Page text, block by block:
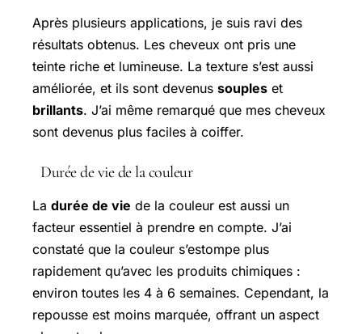
Après plusieurs applications, je suis ravi des
résultats obtenus. Les cheveux ont pris une
teinte riche et lumineuse. La texture s’est aussi
améliorée, et ils sont devenus souples et
brillants. J’ai même remarqué que mes cheveux
sont devenus plus faciles à coiffer.
Durée de vie de la couleur
La durée de vie de la couleur est aussi un
facteur essentiel à prendre en compte. J’ai
constaté que la couleur s’estompe plus
rapidement qu’avec les produits chimiques :
environ toutes les 4 à 6 semaines. Cependant, la
repousse est moins marquée, offrant un aspect